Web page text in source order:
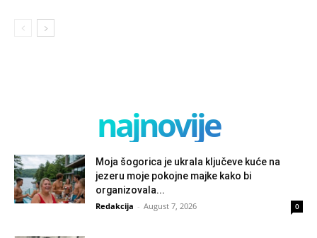
najnovije
Moja šogorica je ukrala ključeve kuće na
jezeru moje pokojne majke kako bi
organizovala...
Redakcija - August 7, 2026 0